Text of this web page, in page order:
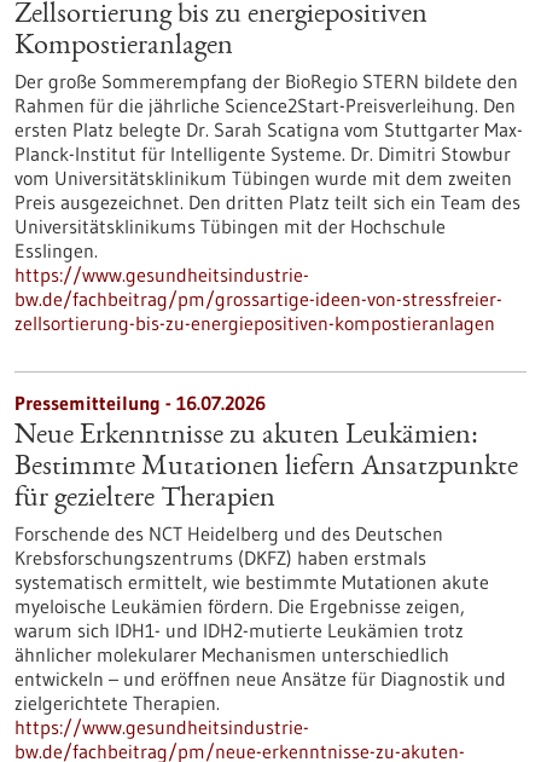
Zellsortierung bis zu energiepositiven
Kompostieranlagen
Der große Sommerempfang der BioRegio STERN bildete den
Rahmen für die jährliche Science2Start-Preisverleihung. Den
ersten Platz belegte Dr. Sarah Scatigna vom Stuttgarter Max-
Planck-Institut für Intelligente Systeme. Dr. Dimitri Stowbur
vom Universitätsklinikum Tübingen wurde mit dem zweiten
Preis ausgezeichnet. Den dritten Platz teilt sich ein Team des
Universitätsklinikums Tübingen mit der Hochschule
Esslingen.
https://www.gesundheitsindustrie-
bw.de/fachbeitrag/pm/grossartige-ideen-von-stressfreier-
zellsortierung-bis-zu-energiepositiven-kompostieranlagen
Pressemitteilung - 16.07.2026
Neue Erkenntnisse zu akuten Leukämien:
Bestimmte Mutationen liefern Ansatzpunkte
für gezieltere Therapien
Forschende des NCT Heidelberg und des Deutschen
Krebsforschungszentrums (DKFZ) haben erstmals
systematisch ermittelt, wie bestimmte Mutationen akute
myeloische Leukämien fördern. Die Ergebnisse zeigen,
warum sich IDH1- und IDH2-mutierte Leukämien trotz
ähnlicher molekularer Mechanismen unterschiedlich
entwickeln – und eröffnen neue Ansätze für Diagnostik und
zielgerichtete Therapien.
https://www.gesundheitsindustrie-
bw.de/fachbeitrag/pm/neue-erkenntnisse-zu-akuten-